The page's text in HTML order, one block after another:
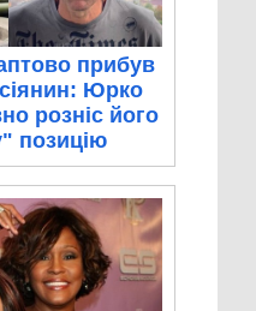
прибув
Юрко
розніс його
позицію